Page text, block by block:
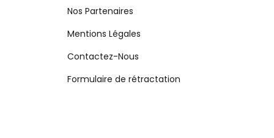
Nos Partenaires
Mentions Légales
Contactez-Nous
Formulaire de rétractation